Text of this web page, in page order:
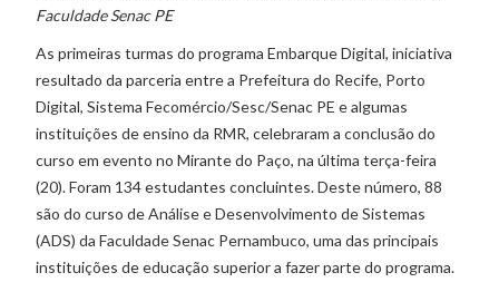
Faculdade Senac PE
As primeiras turmas do programa Embarque Digital, iniciativa
resultado da parceria entre a Prefeitura do Recife, Porto
Digital, Sistema Fecomércio/Sesc/Senac PE e algumas
instituições de ensino da RMR, celebraram a conclusão do
curso em evento no Mirante do Paço, na última terça-feira
(20). Foram 134 estudantes concluintes. Deste número, 88
são do curso de Análise e Desenvolvimento de Sistemas
(ADS) da Faculdade Senac Pernambuco, uma das principais
instituições de educação superior a fazer parte do programa.